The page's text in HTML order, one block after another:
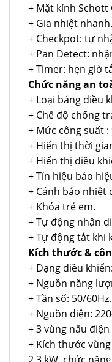
+ Mặt kính Schott
+ Gia nhiệt nhanh.
+ Checkpot: tự
+ Pan Detect:
+ Timer: hẹn giờ
Chức năng an
+ Loại bảng điều
+ Chế độ chống
+ Mức công suất
+ Hiển thị thời
+ Hiển thị điều
+ Tín hiệu báo
+ Cảnh báo nhiệt
+ Khóa trẻ em.
+ Tự động nhận
+ Tự động tắt khi
Kích thước &
+ Dạng điều
+ Nguồn năng
+ Tần số: 50/60Hz.
+ Nguồn điện:
+ 3 vùng nấu
+ Kích thước